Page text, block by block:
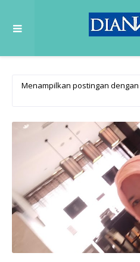
Menampilkan postingan